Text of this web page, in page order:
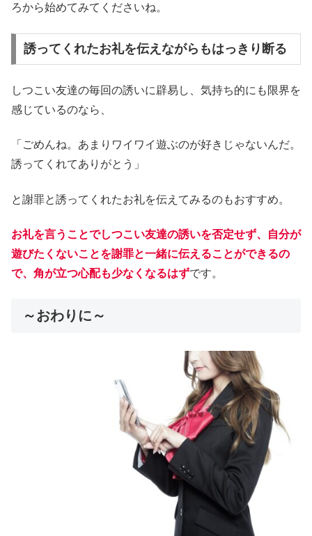
ろから始めてみてくださいね。
誘ってくれたお礼を伝えながらもはっきり断る
しつこい友達の毎回の誘いに辟易し、気持ち的にも限界を
感じているのなら、
「ごめんね。あまりワイワイ遊ぶのが好きじゃないんだ。
誘ってくれてありがとう」
と謝罪と誘ってくれたお礼を伝えてみるのもおすすめ。
お礼を言うことでしつこい友達の誘いを否定せず、自分が
遊びたくないことを謝罪と一緒に伝えることができるの
で、角が立つ心配も少なくなるはずです。
～おわりに～